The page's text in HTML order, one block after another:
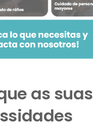
as suas